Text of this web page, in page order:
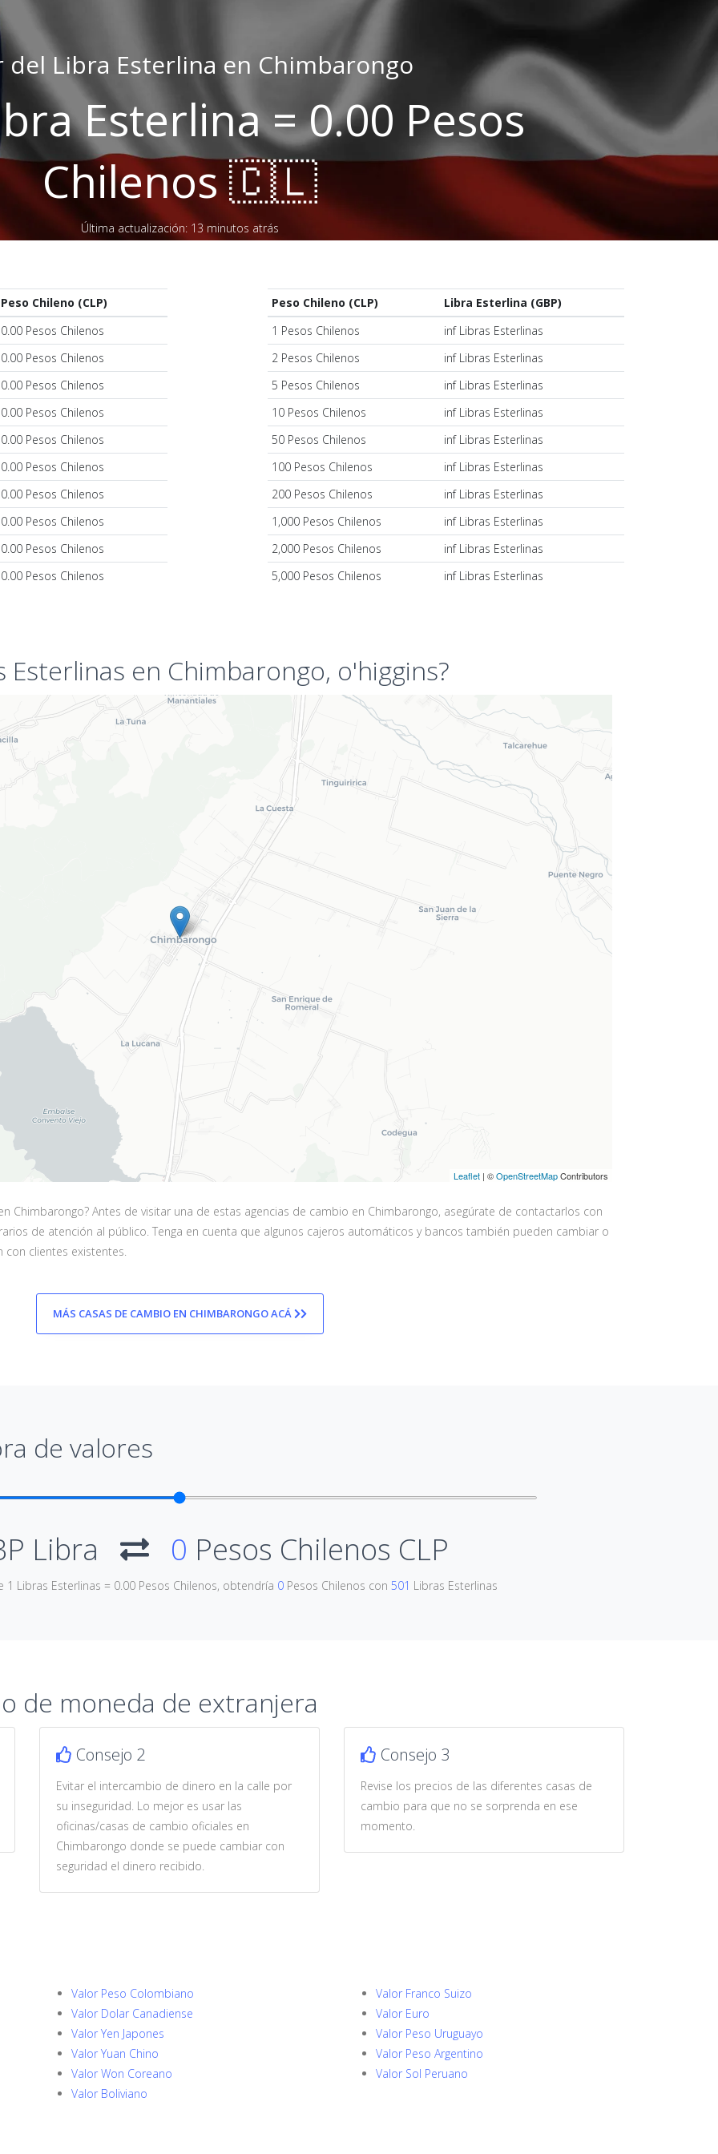
del Libra Esterlina en Chimbarongo
Esterlina = 0.00 Pesos
Chilenos 🇨🇱
Última actualización: 13 minutos atrás
Peso Chileno (CLP)
0.00 Pesos Chilenos
0.00 Pesos Chilenos
0.00 Pesos Chilenos
0.00 Pesos Chilenos
0.00 Pesos Chilenos
0.00 Pesos Chilenos
0.00 Pesos Chilenos
0.00 Pesos Chilenos
0.00 Pesos Chilenos
0.00 Pesos Chilenos
Peso Chileno (CLP)
Libra Esterlina (GBP)
1 Pesos Chilenos
inf Libras Esterlinas
2 Pesos Chilenos
inf Libras Esterlinas
5 Pesos Chilenos
inf Libras Esterlinas
10 Pesos Chilenos
inf Libras Esterlinas
50 Pesos Chilenos
inf Libras Esterlinas
100 Pesos Chilenos
inf Libras Esterlinas
200 Pesos Chilenos
inf Libras Esterlinas
1,000 Pesos Chilenos
inf Libras Esterlinas
2,000 Pesos Chilenos
inf Libras Esterlinas
5,000 Pesos Chilenos
inf Libras Esterlinas
en Chimbarongo, o'higgins?
Leaflet | ©OpenStreetMapContributors
Chimbarongo? Antes de visitar una de estas agencias de cambio en Chimbarongo, asegúrate de contactarlos con
de atención al público. Tenga en cuenta que algunos cajeros automáticos y bancos también pueden cambiar o
clientes existentes.
MÁS CASAS DE CAMBIO EN CHIMBARONGO ACÁ
de valores
Libra 0 Pesos Chilenos CLP
Libras Esterlinas = 0.00 Pesos Chilenos, obtendría 0Pesos Chilenos con 501 Libras Esterlinas
de moneda de extranjera
Consejo 2
Evitar el intercambio de dinero en la calle por
su inseguridad. Lo mejor es usar las
oficinas/casas de cambio oficiales en
Chimbarongo donde se puede cambiar con
seguridad el dinero recibido.
Consejo 3
Revise los precios de las diferentes casas de
cambio para que no se sorprenda en ese
momento.
Valor Peso Colombiano
Valor Dolar Canadiense
Valor Yen Japones
Valor Yuan Chino
Valor Won Coreano
Valor Boliviano
Valor Franco Suizo
Valor Euro
Valor Peso Uruguayo
Valor Peso Argentino
Valor Sol Peruano